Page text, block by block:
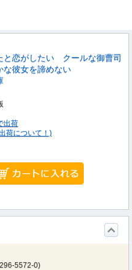
と恋がしたい クールな御曹司
な彼女を諦めない
出荷
荷について！)
5572-0)